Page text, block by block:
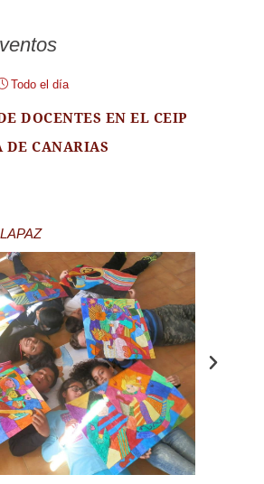
Todo el día
DOCENTES EN EL CEIP
DE CANARIAS